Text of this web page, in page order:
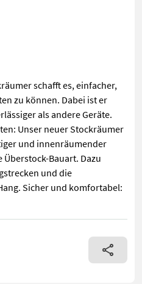
schafft es, einfacher,
zu können. Dabei ist er
als andere Geräte.
Unser neuer Stockräumer
und innenräumender
Bauart. Dazu
und die
Sicher und komfortabel:
schafft es, einfacher,